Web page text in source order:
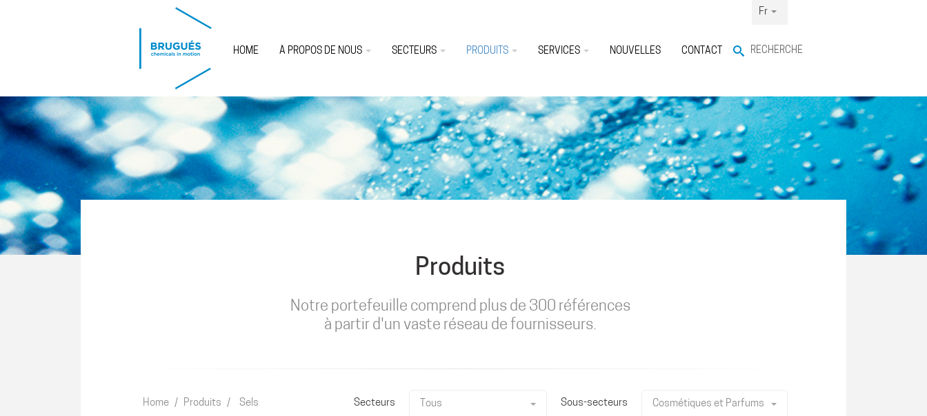
Fr
RECHERCHE
HOME À PROPOS DE NOUS SECTEURS PRODUITS SERVICES NOUVELLES CONTACT
Produits
Notre portefeuille comprend plus de 300 références
à partir d'un vaste réseau de fournisseurs.
Home / Produits / Sels Secteurs Tous Sous-secteurs Cosmétiques et Parfums